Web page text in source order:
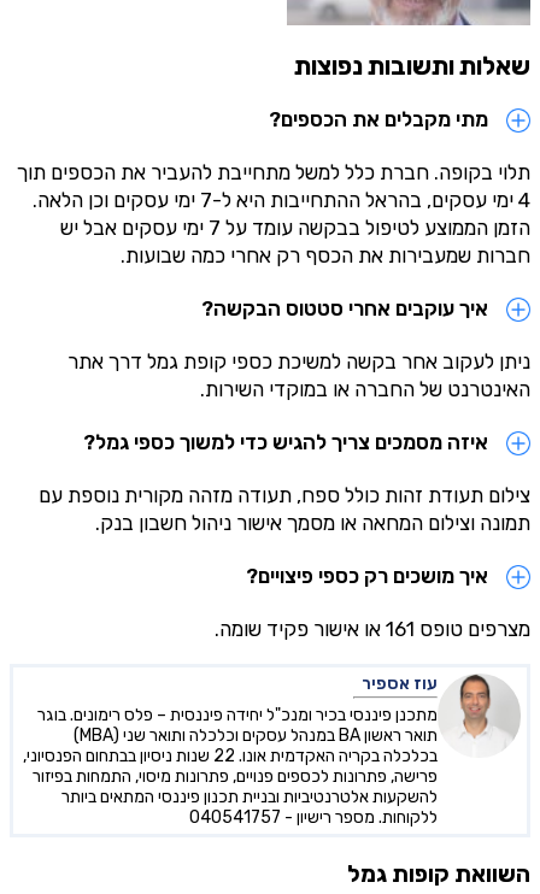
שאלות ותשובות נפוצות
מתי מקבלים את הכספים?
תלוי בקופה. חברת כלל למשל מתחייבת להעביר את הכספים תוך
4 ימי עסקים, בהראל ההתחייבות היא ל-7 ימי עסקים וכן הלאה.
הזמן הממוצע לטיפול בבקשה עומד על 7 ימי עסקים אבל יש
חברות שמעבירות את הכסף רק אחרי כמה שבועות.
איך עוקבים אחרי סטטוס הבקשה?
ניתן לעקוב אחר בקשה למשיכת כספי קופת גמל דרך אתר
האינטרנט של החברה או במוקדי השירות.
איזה מסמכים צריך להגיש כדי למשוך כספי גמל?
צילום תעודת זהות כולל ספח, תעודה מזהה מקורית נוספת עם
תמונה וצילום המחאה או מסמך אישור ניהול חשבון בנק.
איך מושכים רק כספי פיצויים?
מצרפים טופס 161 או אישור פקיד שומה.
עוז אספיר
מתכנן פיננסי בכיר ומנכ"ל יחידה פיננסית – פלס רימונים. בוגר
תואר ראשון BA במנהל עסקים וכלכלה ותואר שני (MBA)
בכלכלה בקריה האקדמית אונו. 22 שנות ניסיון בבתחום הפנסיוני,
פרישה, פתרונות לכספים פנויים, פתרונות מיסוי, התמחות בפיזור
להשקעות אלטרנטיביות ובניית תכנון פיננסי המתאים ביותר
ללקוחות. מספר רישיון - 040541757
השוואת קופות גמל